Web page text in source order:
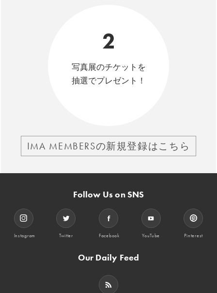
2
写真展のチケットを
抽選でプレゼント！
IMA MEMBERSの新規登録はこちら
Follow Us on SNS
Instagram Twitter Facebook YouTube Pinterest
Our Daily Feed